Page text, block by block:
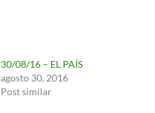
30/08/16 – EL PAÍS
agosto 30, 2016
Post similar